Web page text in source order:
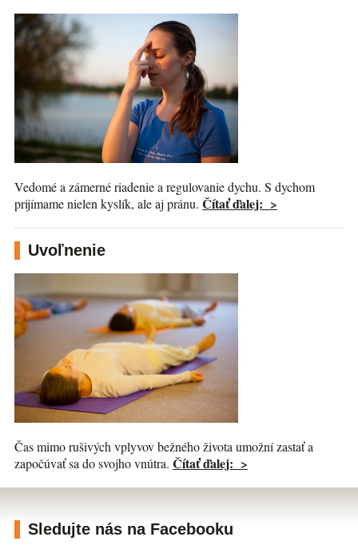
Vedomé a zámerné riadenie a regulovanie dychu. S dychom
prijímame nielen kyslík, ale aj pránu. Čítať ďalej: >
Uvoľnenie
Čas mimo rušivých vplyvov bežného života umožní zastať a
započúvať sa do svojho vnútra. Čítať ďalej: >
Sledujte nás na Facebooku